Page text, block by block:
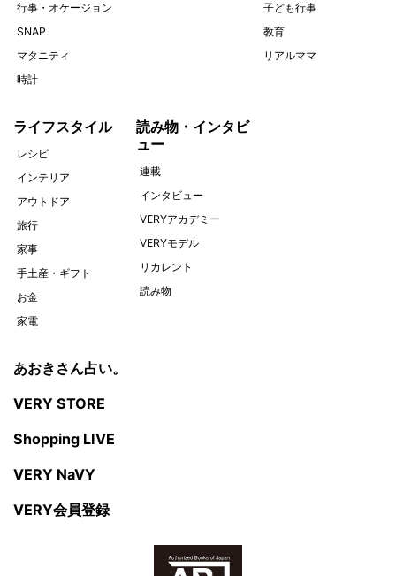
行事・オケージョン
SNAP
マタニティ
時計
子ども行事
教育
リアルママ
ライフスタイル
レシピ
インテリア
アウトドア
旅行
家事
手土産・ギフト
お金
家電
読み物・インタビ
ュー
連載
インタビュー
VERYアカデミー
VERYモデル
リカレント
読み物
あおきさん占い。
VERY STORE
Shopping LIVE
VERY NaVY
VERY会員登録